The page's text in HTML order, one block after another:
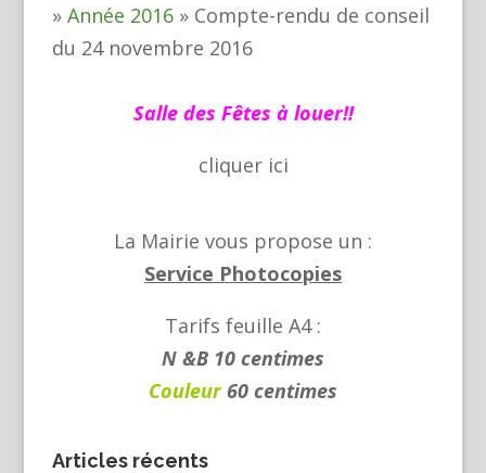
» Année 2016» Compte-rendu de conseil
du 24 novembre 2016
Salle des Fêtes à louer!!
cliquer ici
La Mairie vous propose un :
Service Photocopies
Tarifs feuille A4 :
N &B 10 centimes
Couleur60 centimes
Articles récents